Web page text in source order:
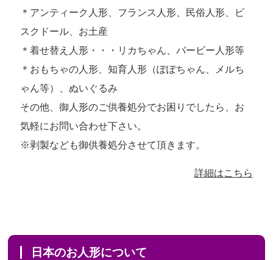
＊アンティーク人形、フランス人形、民俗人形、ビ
スクドール、お土産
＊着せ替え人形・・・リカちゃん、バービー人形等
＊おもちゃの人形、知育人形（ぽぽちゃん、メルち
ゃん等）、ぬいぐるみ
その他、御人形のご供養処分でお困りでしたら、お
気軽にお問い合わせ下さい。
※剥製なども御供養処分させて頂きます。
詳細はこちら
日本のお人形について